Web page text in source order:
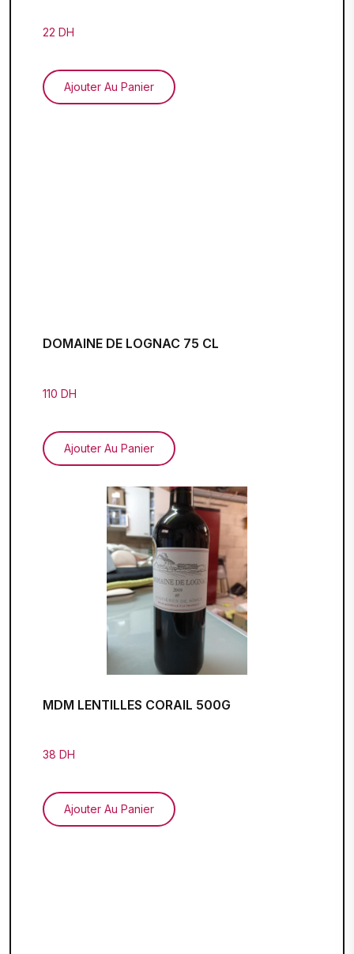
22 DH
Ajouter Au Panier
DOMAINE DE LOGNAC 75 CL
110 DH
Ajouter Au Panier
MDM LENTILLES CORAIL 500G
38 DH
Ajouter Au Panier